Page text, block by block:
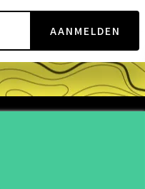
AANMELDEN